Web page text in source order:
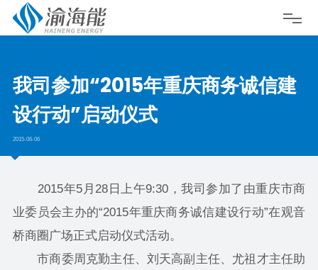
我司参加“2015年重庆商务诚信建
设行动”启动仪式
2015-06-06
2015年5月28日上午9:30，我司参加了由重庆市商
业委员会主办的“2015年重庆商务诚信建设行动”在观音
桥商圈广场正式启动仪式活动。
市商委周克勤主任、刘天高副主任、尤祖才主任助